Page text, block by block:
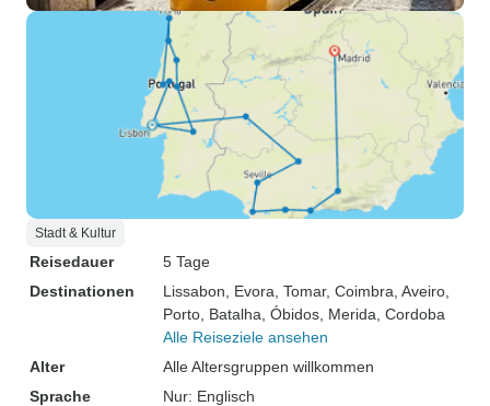
Stadt & Kultur
Reisedauer
5 Tage
Destinationen
Lissabon , Evora , Tomar, Coimbra , Aveiro
Porto , Batalha , Óbidos , Merida , Cordoba
Alle Reiseziele ansehen
Alter
Alle Altersgruppen willkommen
Sprache
Nur: Englisch